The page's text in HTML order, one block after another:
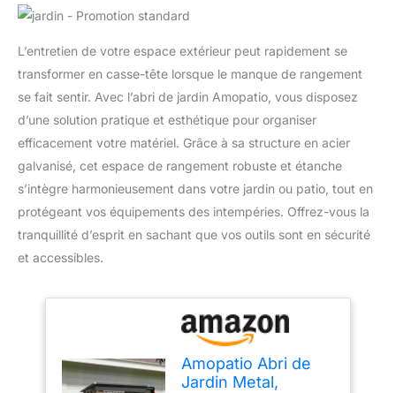
L’entretien de votre espace extérieur peut rapidement se
transformer en casse-tête lorsque le manque de rangement
se fait sentir. Avec l’abri de jardin Amopatio, vous disposez
d’une solution pratique et esthétique pour organiser
efficacement votre matériel. Grâce à sa structure en acier
galvanisé, cet espace de rangement robuste et étanche
s’intègre harmonieusement dans votre jardin ou patio, tout en
protégeant vos équipements des intempéries. Offrez-vous la
tranquillité d’esprit en sachant que vos outils sont en sécurité
et accessibles.
Amopatio Abri de
Jardin Metal,